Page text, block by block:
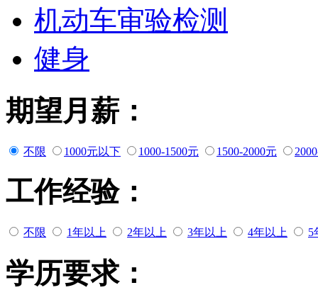
机动车审验检测
健身
期望月薪：
不限 1000元以下 1000-1500元 1500-2000元
工作经验：
不限 1年以上 2年以上 3年以上 4年以上 5
学历要求：